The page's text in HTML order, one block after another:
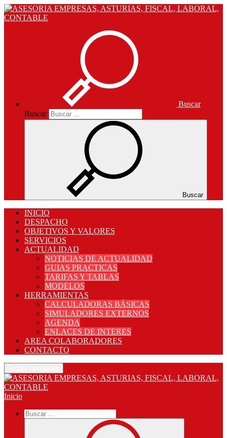
Buscar
Buscar
Buscar
INICIO
DESPACHO
OBJETIVOS Y VALORES
SERVICIOS
ACTUALIDAD
NOTICIAS DE ACTUALIDAD
GUIAS PRACTICAS
TARIFAS Y TABLAS
MODELOS
HERRAMIENTAS
CALCULADORAS BÁSICAS
SIMULADORES EXTERNOS
AGENDA
ENLACES DE INTERES
AREA COLABORADORES
CONTACTO
Inicio